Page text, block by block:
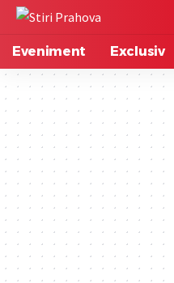
Eveniment Exclusiv